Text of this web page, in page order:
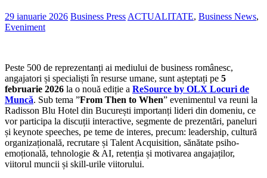
29 ianuarie 2026 Business Press ACTUALITATE, Business News,
Eveniment
Peste 500 de reprezentanți ai mediului de business românesc,
angajatori și specialiști în resurse umane, sunt așteptați pe 5
februarie 2026 la o nouă ediție a ReSource by OLX Locuri de
Muncă. Sub tema ”From Then to When” evenimentul va reuni la
Radisson Blu Hotel din București importanți lideri din domeniu, ce
vor participa la discuții interactive, segmente de prezentări, paneluri
și keynote speeches, pe teme de interes, precum: leadership, cultură
organizațională, recrutare și Talent Acquisition, sănătate psiho-
emoțională, tehnologie & AI, retenția și motivarea angajaților,
viitorul muncii și skill-urile viitorului.